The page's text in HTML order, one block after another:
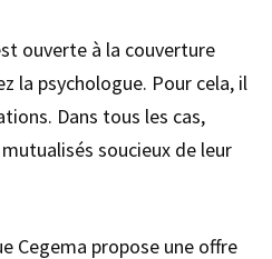
ouverte à la couverture
la psychologue. Pour cela, il
Dans tous les cas,
soucieux de leur
Cegema propose une offre